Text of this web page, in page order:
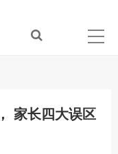
家长四大误区